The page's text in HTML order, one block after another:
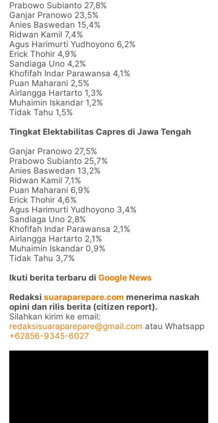
Prabowo Subianto 27,8%
Ganjar Pranowo 23,5%
Anies Baswedan 15,4%
Ridwan Kamil 7,4%
Agus Harimurti Yudhoyono 6,2%
Erick Thohir 4,9%
Sandiaga Uno 4,2%
Khofifah Indar Parawansa 4,1%
Puan Maharani 2,5%
Airlangga Hartarto 1,3%
Muhaimin Iskandar 1,2%
Tidak Tahu 1,5%
Tingkat Elektabilitas Capres di Jawa Tengah
Ganjar Pranowo 27,5%
Prabowo Subianto 25,7%
Anies Baswedan 13,2%
Ridwan Kamil 7,1%
Puan Maharani 6,9%
Erick Thohir 4,6%
Agus Harimurti Yudhoyono 3,4%
Sandiaga Uno 2,8%
Khofifah Indar Parawansa 2,1%
Airlangga Hartarto 2,1%
Muhaimin Iskandar 0,9%
Tidak Tahu 3,7%
Ikuti berita terbaru diGoogle News
Redaksisuaraparepare.com menerima naskah
opini dan rilis berita (citizen report).
Silahkan kirim ke email:
redaksisuaraparepare@gmail.com atau Whatsapp
+62856-9345-6027